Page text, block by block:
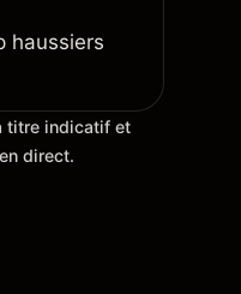
haussiers
titre indicatif et
direct.